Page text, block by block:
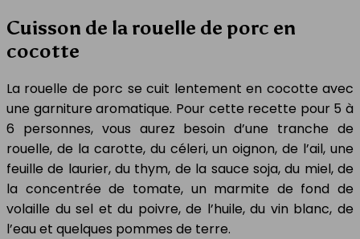
Cuisson de la rouelle de porc en
cocotte
La rouelle de porc se cuit lentement en cocotte avec
une garniture aromatique. Pour cette recette pour 5 à
6 personnes, vous aurez besoin d’une tranche de
rouelle, de la carotte, du céleri, un oignon, de l’ail, une
feuille de laurier, du thym, de la sauce soja, du miel, de
la concentrée de tomate, un marmite de fond de
volaille du sel et du poivre, de l’huile, du vin blanc, de
l’eau et quelques pommes de terre.